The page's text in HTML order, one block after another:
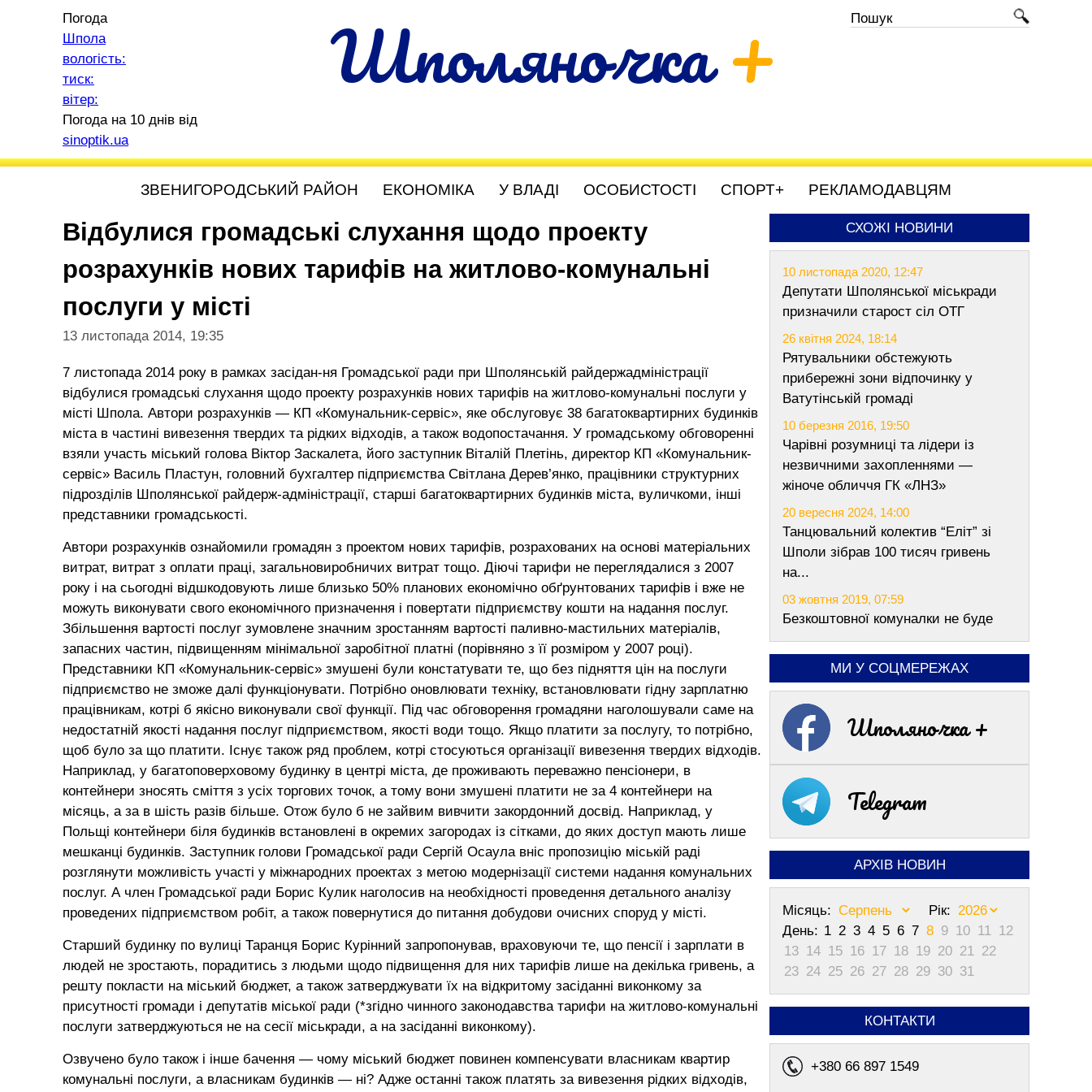
Шполяночка+
Погода
Шпола
вологість:
тиск:
вітер:
Погода на 10 днів від
sinoptik.ua
ЗВЕНИГОРОДСЬКИЙ РАЙОН ЕКОНОМІКА У ВЛАДІ ОСОБИСТОСТІ СПОРТ+ РЕКЛАМОДАВЦЯМ
Відбулися громадські слухання щодо проекту
розрахунків нових тарифів на житлово-комунальні
послуги у місті
13 листопада 2014, 19:35
7 листопада 2014 року в рамках засідан-ня Громадської ради при Шполянській райдержадміністрації
відбулися громадські слухання щодо проекту розрахунків нових тарифів на житлово-комунальні послуги у
місті Шпола. Автори розрахунків — КП «Комунальник-сервіс», яке обслуговує 38 багатоквартирних будинків
міста в частині вивезення твердих та рідких відходів, а також водопостачання. У громадському обговоренні
взяли участь міський голова Віктор Заскалета, його заступник Віталій Плетінь, директор КП «Комунальник-
сервіс» Василь Пластун, головний бухгалтер підприємства Світлана Дерев’янко, працівники структурних
підрозділів Шполянської райдерж-адміністрації, старші багатоквартирних будинків міста, вуличкоми, інші
представники громадськості.
Автори розрахунків ознайомили громадян з проектом нових тарифів, розрахованих на основі матеріальних
витрат, витрат з оплати праці, загальновиробничих витрат тощо. Діючі тарифи не переглядалися з 2007
року і на сьогодні відшкодовують лише близько 50% планових економічно обґрунтованих тарифів і вже не
можуть виконувати свого економічного призначення і повертати підприємству кошти на надання послуг.
Збільшення вартості послуг зумовлене значним зростанням вартості паливно-мастильних матеріалів,
запасних частин, підвищенням мінімальної заробітної платні (порівняно з її розміром у 2007 році).
Представники КП «Комунальник-сервіс» змушені були констатувати те, що без підняття цін на послуги
підприємство не зможе далі функціонувати. Потрібно оновлювати техніку, встановлювати гідну зарплатню
працівникам, котрі б якісно виконували свої функції. Під час обговорення громадяни наголошували саме на
недостатній якості надання послуг підприємством, якості води тощо. Якщо платити за послугу, то потрібно,
щоб було за що платити. Існує також ряд проблем, котрі стосуються організації вивезення твердих відходів.
Наприклад, у багатоповерховому будинку в центрі міста, де проживають переважно пенсіонери, в
контейнери зносять сміття з усіх торгових точок, а тому вони змушені платити не за 4 контейнери на
місяць, а за в шість разів більше. Отож було б не зайвим вивчити закордонний досвід. Наприклад, у
Польщі контейнери біля будинків встановлені в окремих загородах із сітками, до яких доступ мають лише
мешканці будинків. Заступник голови Громадської ради Сергій Осаула вніс пропозицію міській раді
розглянути можливість участі у міжнародних проектах з метою модернізації системи надання комунальних
послуг. А член Громадської ради Борис Кулик наголосив на необхідності проведення детального аналізу
проведених підприємством робіт, а також повернутися до питання добудови очисних споруд у місті.
Старший будинку по вулиці Таранця Борис Курінний запропонував, враховуючи те, що пенсії і зарплати в
людей не зростають, порадитись з людьми щодо підвищення для них тарифів лише на декілька гривень, а
решту покласти на міський бюджет, а також затверджувати їх на відкритому засіданні виконкому за
присутності громади і депутатів міської ради (*згідно чинного законодавства тарифи на житлово-комунальні
послуги затверджуються не на сесії міськради, а на засіданні виконкому).
Озвучено було також і інше бачення — чому міський бюджет повинен компенсувати власникам квартир
комунальні послуги, а власникам будинків — ні? Адже останні також платять за вивезення рідких відходів,
СХОЖІ НОВИНИ
10 листопада 2020, 12:47
Депутати Шполянської міськради
призначили старост сіл ОТГ
26 квітня 2024, 18:14
Рятувальники обстежують
прибережні зони відпочинку у
Ватутінській громаді
10 березня 2016, 19:50
Чарівні розумниці та лідери із
незвичними захопленнями —
жіноче обличчя ГК «ЛНЗ»
20 вересня 2024, 14:00
Танцювальний колектив “Еліт” зі
Шполи зібрав 100 тисяч гривень
на...
03 жовтня 2019, 07:59
Безкоштовної комуналки не буде
МИ У СОЦМЕРЕЖАХ
Шполяночка +
Telegram
АРХІВ НОВИН
Місяць:
Рік:
День: 1 2 3 4 5 6 7 8 9 10 11 12
13 14 15 16 17 18 19 20 21 22
23 24 25 26 27 28 29 30 31
КОНТАКТИ
+380 66 897 1549